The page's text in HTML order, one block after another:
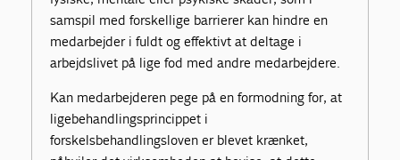
samspil med forskellige barrierer kan hindre en
medarbejder i fuldt og effektivt at deltage i
arbejdslivet på lige fod med andre medarbejdere.
Kan medarbejderen pege på en formodning for, at
ligebehandlingsprincippet i
forskelsbehandlingsloven er blevet krænket,